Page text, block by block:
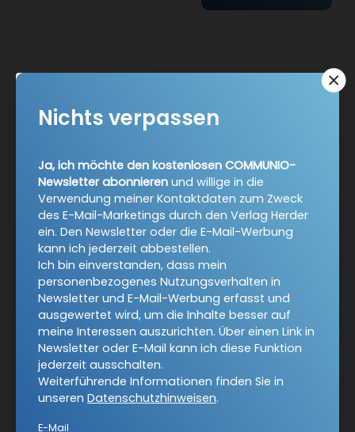
AGB und Widerrufsbelehrung
Barrierefreiheit
Vertrag widerrufen
Abo online kündigen
Nichts verpassen
Ja, ich möchte den kostenlosen COMMUNIO-
Newsletter abonnieren und willige in die
Verwendung meiner Kontaktdaten zum Zweck
des E-Mail-Marketings durch den Verlag Herder
ein. Den Newsletter oder die E-Mail-Werbung
kann ich jederzeit abbestellen.
Ich bin einverstanden, dass mein
personenbezogenes Nutzungsverhalten in
Newsletter und E-Mail-Werbung erfasst und
ausgewertet wird, um die Inhalte besser auf
meine Interessen auszurichten. Über einen Link in
Newsletter oder E-Mail kann ich diese Funktion
jederzeit ausschalten.
Weiterführende Informationen finden Sie in
unseren Datenschutzhinweisen.
E-Mail